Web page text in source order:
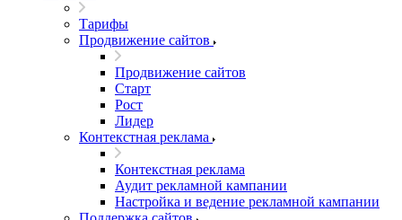
Тарифы
Продвижение сайтов
Продвижение сайтов
Старт
Рост
Лидер
Контекстная реклама
Контекстная реклама
Аудит рекламной кампании
Настройка и ведение рекламной кампании